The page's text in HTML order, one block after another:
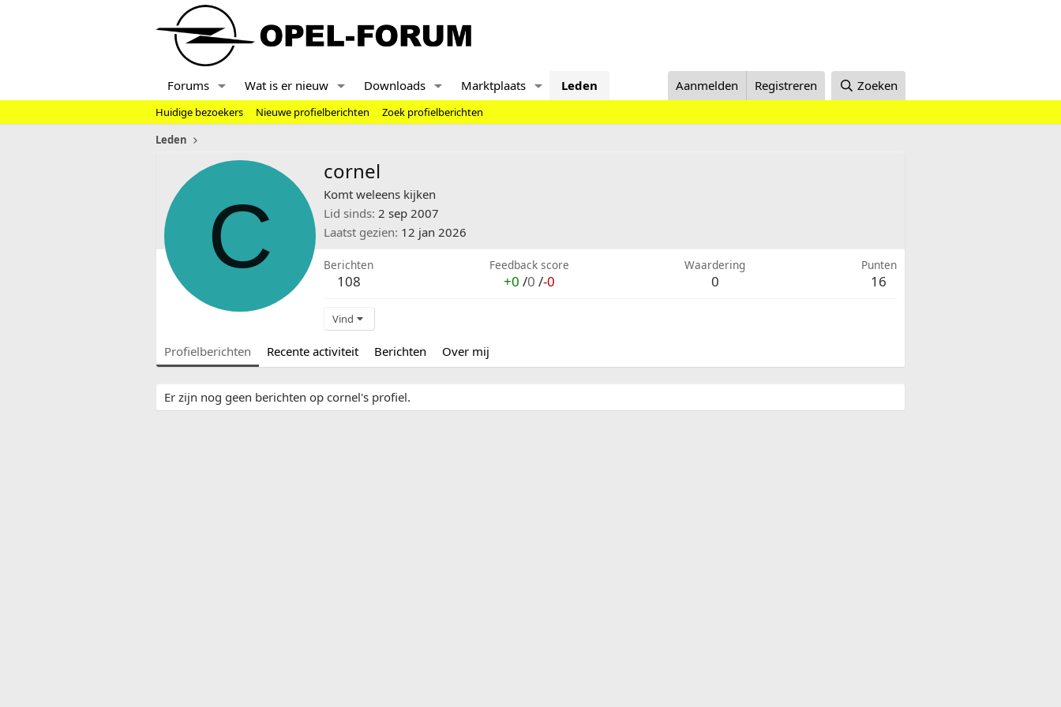
Forums Wat is er nieuw Downloads Marktplaats Leden Aanmelden Registreren Zoeken
Huidige bezoekers Nieuwe profielberichten
Zoek profielberichten
Leden
C
cornel
Komt weleens kijken
Lid sinds 2 sep 2007
Laatst gezien 12 jan 2026
Berichten
108
Feedback score
+0 /0 /-0
Waardering
0
Punten
16
Vind
Profielberichten Recente activiteit Berichten Over mij
Er zijn nog geen berichten op cornel's profiel.